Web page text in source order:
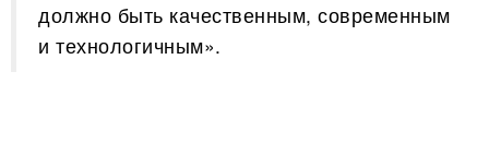
должно быть качественным, современным
и технологичным».